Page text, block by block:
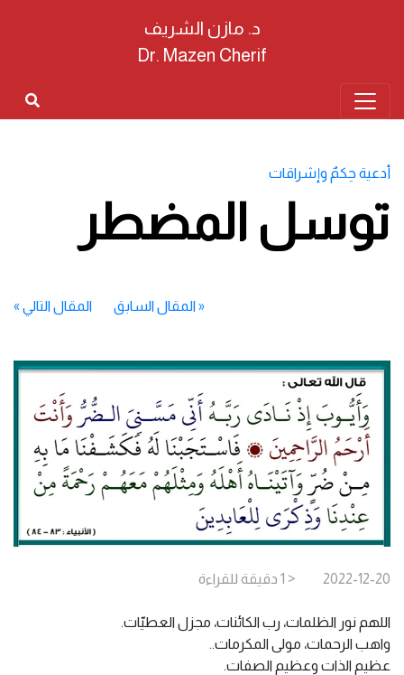
د. مازن الشريف
Dr. Mazen Cherif
أدعية حِكمٌ وإشراقات
توسل المضطر
«المقال السابق المقال التالي »
2022-12-20
< 1 دقيقة للقراءة
اللهم نور الظلمات، رب الكائنات، مجزل العطيّات.
واهب الرحمات، مولى المكرمات..
عظيم الذات وعظيم الصفات.